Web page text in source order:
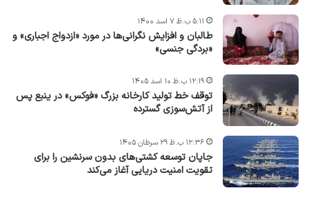
طالبان و افزایش نگرانی‌ها در مورد «ازدواج اجباری» و
«بردگی جنسی»
۵:۱۱ ب.ظ ۷ اسد ۱۴۰۰
توقف خط تولید کارخانه بزرگ «فوکس» در ینبع پس
از آتش‌سوزی گسترده
۱۲:۱۹ ب.ظ ۱۰ اسد ۱۴۰۵
جاپان توسعه کشتی‌های بدون سرنشین را برای
تقویت امنیت دریایی آغاز می‌کند
۱۲:۳۶ ب.ظ ۲۹ سرطان ۱۴۰۵